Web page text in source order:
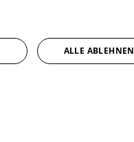
ALLE ABLEHNEN